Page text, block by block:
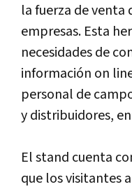
la fuerza de venta
empresas. Esta
necesidades de
información on
personal de
y distribuidores,
El stand cuenta
que los visitantes